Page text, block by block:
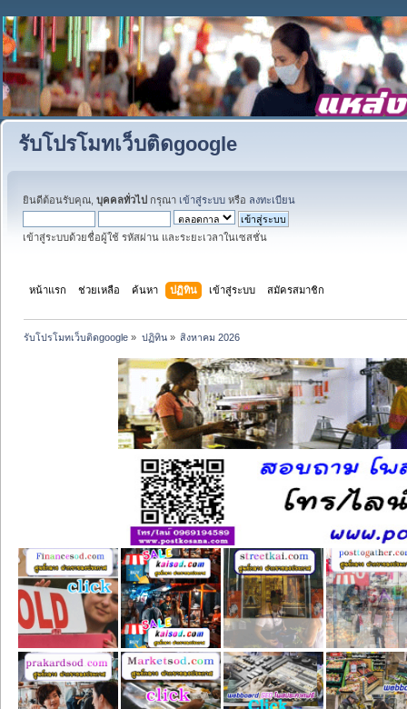
รับโปรโมทเว็บติดgoogle
ยินดีต้อนรับคุณ, บุคคลทั่วไป กรุณา เข้าสู่ระบบ หรือ ลงทะเบียน
เข้าสู่ระบบด้วยชื่อผู้ใช้ รหัสผ่าน และระยะเวลาในเซสชั่น
หน้าแรก ช่วยเหลือ ค้นหา ปฏิทิน เข้าสู่ระบบ สมัครสมาชิก
รับโปรโมทเว็บติดgoogle » ปฏิทิน» สิงหาคม 2026